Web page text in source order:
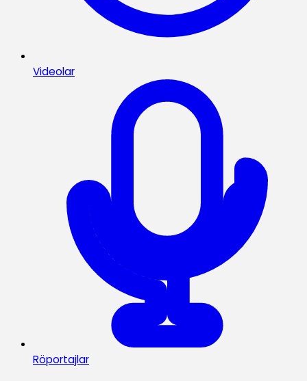
Videolar
Röportajlar